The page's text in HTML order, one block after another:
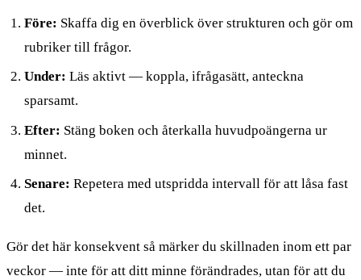
Före: Skaffa dig en överblick över strukturen och gör om
rubriker till frågor.
Under: Läs aktivt — koppla, ifrågasätt, anteckna
sparsamt.
Efter: Stäng boken och återkalla huvudpoängerna ur
minnet.
Senare: Repetera med utspridda intervall för att låsa fast
det.
Gör det här konsekvent så märker du skillnaden inom ett par
veckor — inte för att ditt minne förändrades, utan för att du